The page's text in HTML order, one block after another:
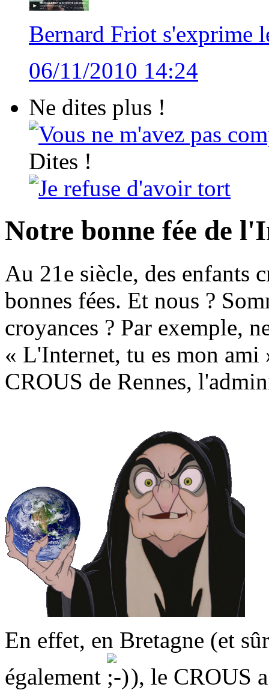
Bernard Friot s'exprime
06/11/2010 14:24
Ne dites plus !
Vous ne m'avez pas
Dites !
Je refuse d'avoir tort
Notre bonne fée de
Au 21e siècle, des enfants
bonnes fées. Et nous ?
croyances ? Par exemple,
« L'Internet, tu es mon ami
CROUS de Rennes,
En effet, en Bretagne (et
également
), le CROUS